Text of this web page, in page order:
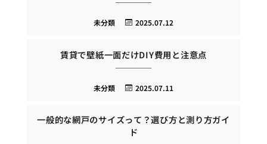
2025.07.12
未分類
賃貸で壁紙一面だけDIY費用と注意点
2025.07.11
未分類
一般的な網戸のサイズって？選び方と測り方ガイ
ド